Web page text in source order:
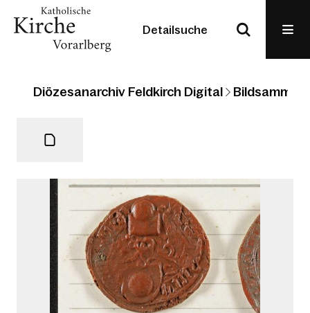
Detailsuche
Diözesanarchiv Feldkirch Digital